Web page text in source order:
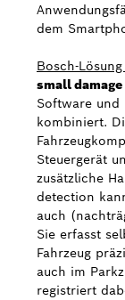
dem
Bosch-
small
Software und
kombiniert.
Steuergerät
zusätzliche
detection
auch
Sie erfasst
Fahrzeug
auch im
registriert